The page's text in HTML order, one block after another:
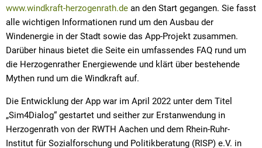
www.windkraft-herzogenrath.de an den Start gegangen. Sie fasst
alle wichtigen Informationen rund um den Ausbau der
Windenergie in der Stadt sowie das App-Projekt zusammen.
Darüber hinaus bietet die Seite ein umfassendes FAQ rund um
die Herzogenrather Energiewende und klärt über bestehende
Mythen rund um die Windkraft auf.
Die Entwicklung der App war im April 2022 unter dem Titel
„Sim4Dialog“ gestartet und seither zur Erstanwendung in
Herzogenrath von der RWTH Aachen und dem Rhein-Ruhr-
Institut für Sozialforschung und Politikberatung (RISP) e.V. in